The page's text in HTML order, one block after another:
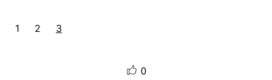
1 2 3
0